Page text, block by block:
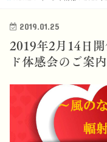
2019.01.25
2019年2月14日
ド体感会のご案内